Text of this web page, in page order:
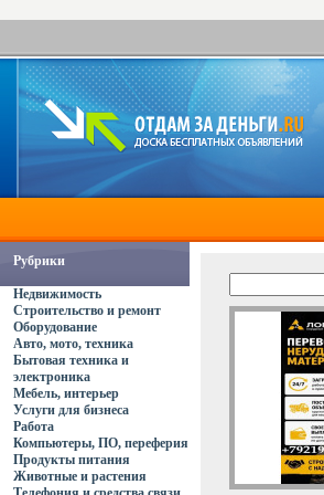
Рубрики
Недвижимость
Строительство и ремонт
Оборудование
Авто, мото, техника
Бытовая техника и
электроника
Мебель, интерьер
Услуги для бизнеса
Работа
Компьютеры, ПО, переферия
Продукты питания
Животные и растения